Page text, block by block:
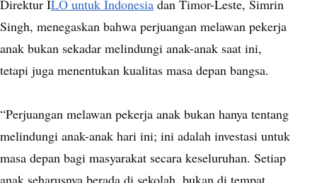
Direktur ILO untuk Indonesia dan Timor-Leste, Simrin
Singh, menegaskan bahwa perjuangan melawan pekerja
anak bukan sekadar melindungi anak-anak saat ini,
tetapi juga menentukan kualitas masa depan bangsa.
“Perjuangan melawan pekerja anak bukan hanya tentang
melindungi anak-anak hari ini; ini adalah investasi untuk
masa depan bagi masyarakat secara keseluruhan. Setiap
anak seharusnya berada di sekolah, bukan di tempat